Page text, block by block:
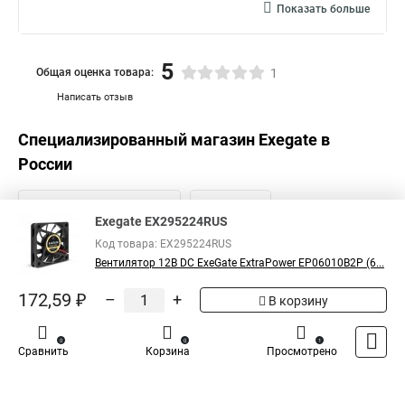
Показать больше
Написать отзыв
Общая оценка товара: 5 1
Специализированный магазин Exegate в
России
Exegate EX295224RUS
Код товара: EX295224RUS
Вентилятор 12В DC ExeGate ExtraPower EP06010B2P (6...
172,59 ₽ – + В корзину
Сравнить
0
Корзина
0
Просмотрено
1